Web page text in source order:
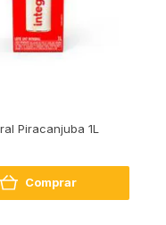
Piracanjuba 1L
Comprar